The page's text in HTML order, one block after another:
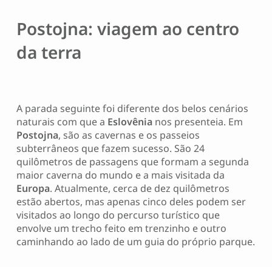
Postojna: viagem ao centro
da terra
A parada seguinte foi diferente dos belos cenários
naturais com que a Eslovênianos presenteia. Em
Postojna, são as cavernas e os passeios
subterrâneos que fazem sucesso. São 24
quilômetros de passagens que formam a segunda
maior caverna do mundo e a mais visitada da
Europa. Atualmente, cerca de dez quilômetros
estão abertos, mas apenas cinco deles podem ser
visitados ao longo do percurso turístico que
envolve um trecho feito em trenzinho e outro
caminhando ao lado de um guia do próprio parque.